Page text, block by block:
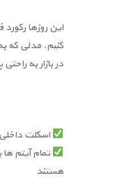
این روزها
کنیم. مدلی که
در بازار به
اسکلت
تمام آیتم
هستند